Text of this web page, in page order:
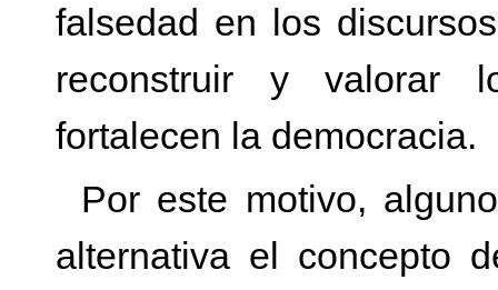
falsedad en los
reconstruir y valorar
fortalecen la democracia.
Por este motivo,
alternativa el concepto